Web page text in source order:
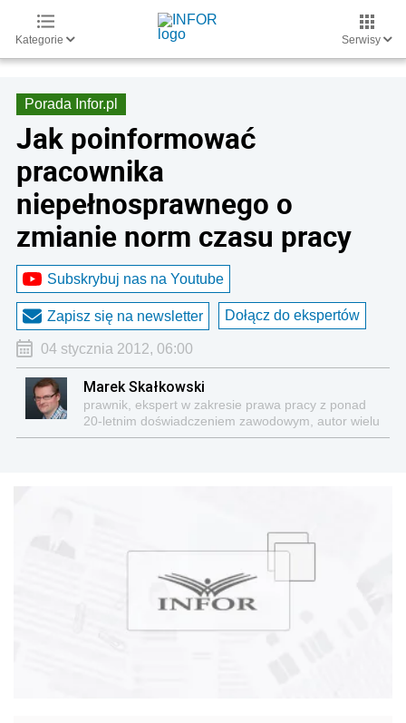
Kategorie Serwisy
Porada Infor.pl
Jak poinformować
pracownika
niepełnosprawnego o
zmianie norm czasu pracy
Subskrybuj nas na Youtube
Zapisz się na newsletter Dołącz do ekspertów
04 stycznia 2012, 06:00
Marek Skałkowski
prawnik, ekspert w zakresie prawa pracy z ponad
20-letnim doświadczeniem zawodowym, autor wielu
publikacji z tej tematyki